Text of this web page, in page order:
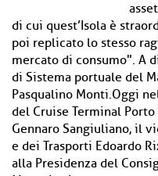
di cui quest’Isola è
poi replicato lo stesso
mercato di consumo". A
di Sistema portuale del
Pasqualino Monti.Oggi
del Cruise Terminal
Gennaro Sangiuliano, il
e dei Trasporti Edoardo
alla Presidenza del